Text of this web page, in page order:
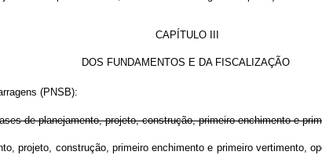
CAPÍTULO III
DOS FUNDAMENTOS E DA FISCALIZAÇÃO
(PNSB):
de planejamento, projeto, construção, primeiro enchimento e
projeto, construção, primeiro enchimento e primeiro